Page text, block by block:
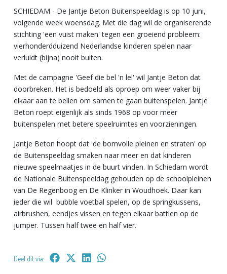
SCHIEDAM - De Jantje Beton Buitenspeeldag is op 10 juni,
volgende week woensdag. Met die dag wil de organiserende
stichting 'een vuist maken' tegen een groeiend probleem:
vierhonderdduizend Nederlandse kinderen spelen naar
verluidt (bijna) nooit buiten.
Met de campagne 'Geef die bel 'n lel' wil Jantje Beton dat
doorbreken. Het is bedoeld als oproep om weer vaker bij
elkaar aan te bellen om samen te gaan buitenspelen. Jantje
Beton roept eigenlijk als sinds 1968 op voor meer
buitenspelen met betere speelruimtes en voorzieningen.
Jantje Beton hoopt dat 'de bomvolle pleinen en straten' op
de Buitenspeeldag smaken naar meer en dat kinderen
nieuwe speelmaatjes in de buurt vinden. In Schiedam wordt
de Nationale Buitenspeeldag gehouden op de schoolpleinen
van De Regenboog en De Klinker in Woudhoek. Daar kan
ieder die wil bubble voetbal spelen, op de springkussens,
airbrushen, eendjes vissen en tegen elkaar battlen op de
jumper. Tussen half twee en half vier.
Deel dit via: